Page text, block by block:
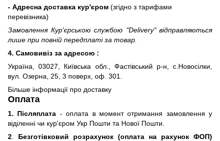
- Адресна доставка кур'єром (згідно з тарифами
перевізника)
Замовлення Кур'єрською службою "Delivery" відправляються
лише при повній передплаті за товар.
4. Самовивіз за адресою :
Україна, 03027, Київська обл., Фастівський р-н, с.Новосілки,
вул. Озерна, 25, 3 поверх, оф. 301.
Більше інформації про доставку
Оплата
1. Післяплата - оплата в момент отримання замовлення у
віділенні чи кур'єром Укр Пошти та Нової Пошти.
2
Безготівковий розрахунок (оплата на рахунок ФОП)